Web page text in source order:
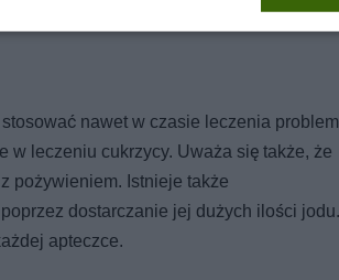
nawet w czasie leczenia
w leczeniu cukrzycy. Uważa się także, że
pożywieniem. Istnieje także
dostarczanie jej dużych ilości
apteczce.